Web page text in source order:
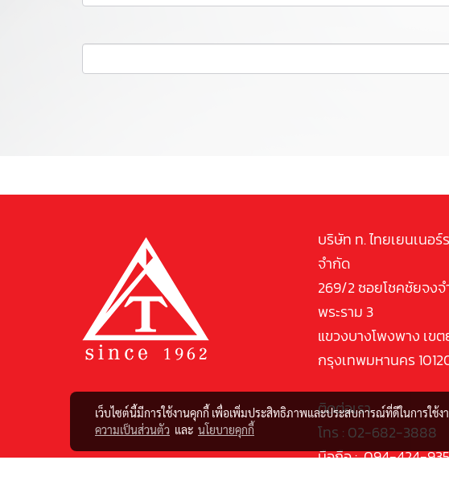
บริษัท ท. ไทยเยนเนอร์
จำกัด
269/2 ซอยโชคชัยจง
พระราม 3
แขวงบางโพงพาง เขต
กรุงเทพมหานคร
ติดต่อเรา
โทร : 02-682-3888
มือถือ : 094-424-
เว็บไซต์นี้มีการใช้งานคุกกี้ เพื่อเพิ่มประสิทธิภาพและประสบการณ์ที่ดีในการใช้
ความเป็นส่วนตัว และ นโยบายคุกกี้